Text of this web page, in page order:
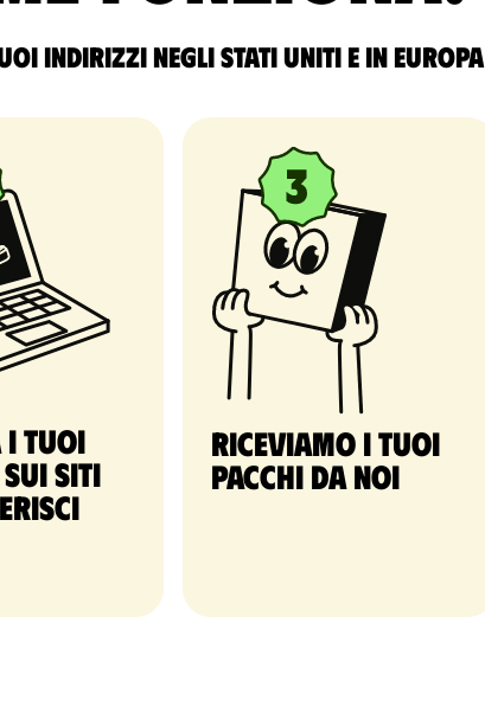
indirizzi negli Stati Uniti e in Europa
i tuoi
siti
Riceviamo i tuoi
pacchi da noi